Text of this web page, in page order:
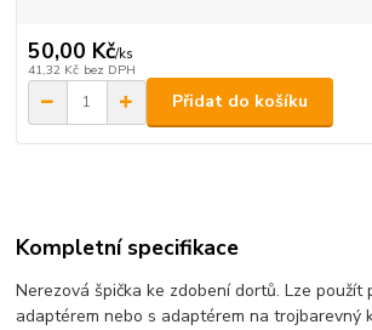
50,00 Kč/ks
41,32 Kč bez DPH
Přidat do košíku
Kompletní specifikace
Nerezová špička ke zdobení dortů. Lze použít
adaptérem nebo s adaptérem na trojbarevný